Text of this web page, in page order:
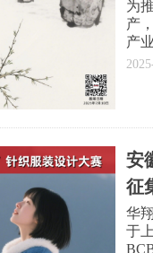
为
产
产
计
安
征
华
于